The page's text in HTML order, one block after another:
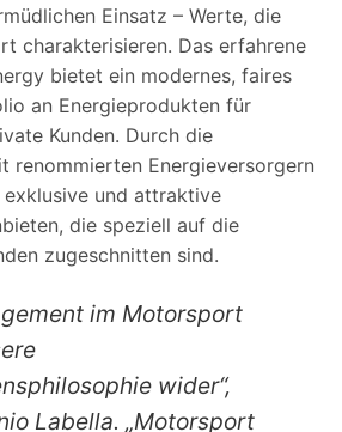
Einsatz – Werte, die
charakterisieren. Das erfahrene
bietet ein modernes, faires
an Energieprodukten für
Kunden. Durch die
renommierten Energieversorgern
und attraktive
die speziell auf die
zugeschnitten sind.
im Motorsport
wider“,
Labella. „Motorsport